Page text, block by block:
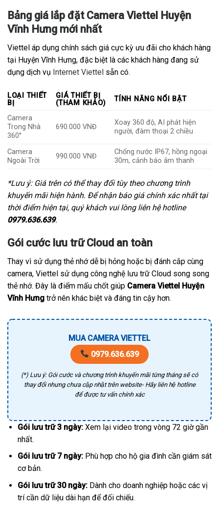
Bảng giá lắp đặt Camera Viettel Huyện
Vĩnh Hưng mới nhất
Viettel áp dụng chính sách giá cực kỳ ưu đãi cho khách hàng
tại Huyện Vĩnh Hưng, đặc biệt là các khách hàng đang sử
dụng dịch vụ Internet Viettel sẵn có.
LOẠI THIẾT
BỊ
GIÁ THIẾT BỊ
(THAM KHẢO)
TÍNH NĂNG NỔI BẬT
Camera
Trong Nhà
360°
690.000 VNĐ
Xoay 360 độ, AI phát hiện
người, đàm thoại 2 chiều
Camera
Ngoài Trời
990.000 VNĐ
Chống nước IP67, hồng ngoại
30m, cảnh báo âm thanh
*Lưu ý: Giá trên có thể thay đổi tùy theo chương trình
khuyến mãi hiện hành. Để nhận báo giá chính xác nhất tại
thời điểm hiện tại, quý khách vui lòng liên hệ hotline
0979.636.639.
Gói cước lưu trữ Cloud an toàn
Thay vì sử dụng thẻ nhớ dễ bị hỏng hoặc bị đánh cắp cùng
camera, Viettel sử dụng công nghệ lưu trữ Cloud song song
thẻ nhớ. Đây là điểm mấu chốt giúp Camera Viettel Huyện
Vĩnh Hưng trở nên khác biệt và đáng tin cậy hơn.
MUA CAMERA VIETTEL
0979.636.639
(*) Lưu ý: Gói cước và chương trình khuyến mãi từng tháng sẽ có
thay đổi nhưng chưa cập nhật trên website- Hãy liên hệ hotline
để được tư vấn chính xác
Gói lưu trữ 3 ngày:Xem lại video trong vòng 72 giờ gần
nhất.
Gói lưu trữ 7 ngày:Phù hợp cho hộ gia đình cần giám sát
cơ bản.
Gói lưu trữ 30 ngày:Dành cho doanh nghiệp hoặc các vị
trí cần dữ liệu dài hạn để đối chiếu.